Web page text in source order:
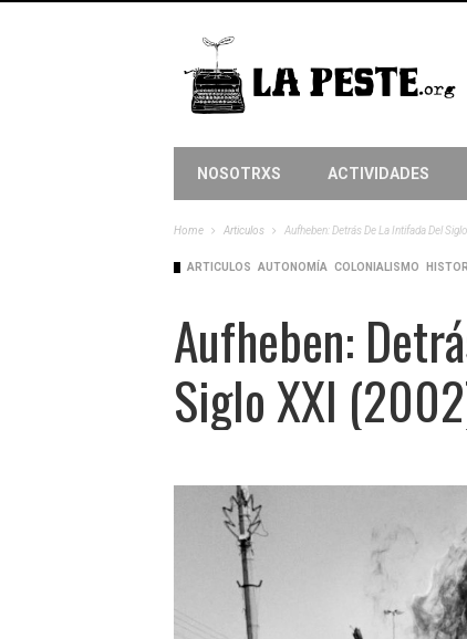
NOSOTRXS ACTIVIDADES
Home Articulos Aufheben: Detrás De La Intifada Del
ARTICULOS AUTONOMÍA COLONIALISMO
Aufheben:
Siglo XXI